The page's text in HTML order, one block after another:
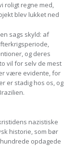
roligt regne med,
blev lukket ned
sags skyld: af
og deres
vil for selv de mest
være evidente, for
er stadig hos os, og
nazistiske
historie, som bør
opdagede